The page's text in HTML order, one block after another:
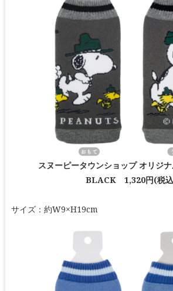
スヌーピータウンショップ オリジ
BLACK 1,320円(税
サイズ：約W9×H19cm